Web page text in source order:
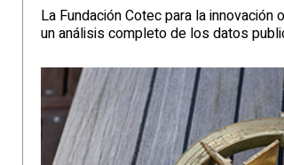
La Fundación Cotec para la
un análisis completo de los datos